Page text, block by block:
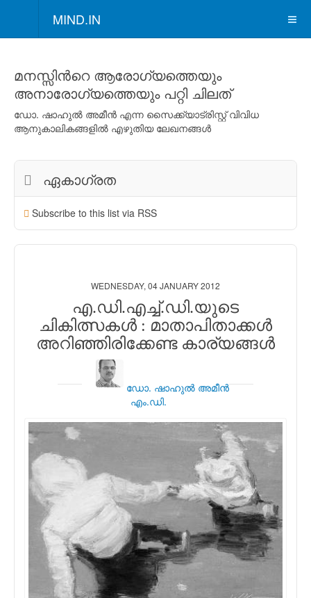
MIND.IN
മനസ്സിന്‍റെ ആരോഗ്യത്തെയും
അനാരോഗ്യത്തെയും പറ്റി ചിലത്
ഡോ. ഷാഹുല്‍ അമീന്‍ എന്ന സൈക്ക്യാട്രിസ്റ്റ് വിവിധ
ആനുകാലികങ്ങളില്‍ എഴുതിയ ലേഖനങ്ങള്‍
ഏകാഗ്രത
Subscribe to this list via RSS
WEDNESDAY, 04 JANUARY 2012
എ.ഡി.എച്ച്.ഡി.യുടെ
ചികിത്സകള്‍ : മാതാപിതാക്കള്‍
അറിഞ്ഞിരിക്കേണ്ട കാര്യങ്ങള്‍
ഡോ. ഷാഹുല്‍ അമീന്‍
എം.ഡി.